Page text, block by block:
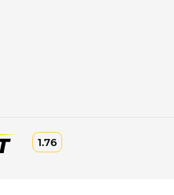
1.76